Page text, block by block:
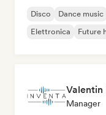
Disco Dance music
Elettronica
Future
Manager